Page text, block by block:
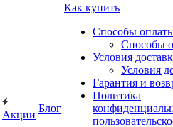
Акции
Блог
Как купить
Способы
Способы
Условия
Условия
Гарантия и
Политика